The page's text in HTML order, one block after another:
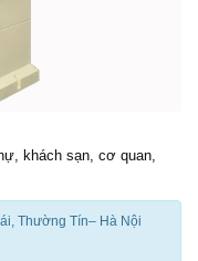
khách sạn, cơ quan,
Thường Tín– Hà Nội